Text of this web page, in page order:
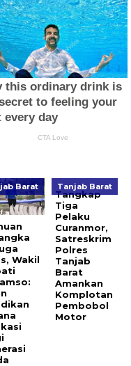
Barat
Wakil
Tanjab Barat
Tangkap
Tiga
Pelaku
Curanmor,
Satreskrim
Polres
Tanjab
Barat
Amankan
Komplotan
Pembobol
Motor